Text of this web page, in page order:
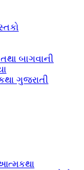
બાગવાની
ગુજરાતી